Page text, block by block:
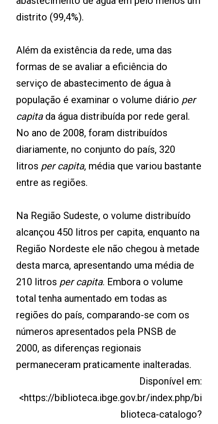
distrito (99,4%).
Além da existência da rede, uma das
formas de se avaliar a eficiência do
serviço de abastecimento de água à
população é examinar o volume diário per
capitada água distribuída por rede geral.
No ano de 2008, foram distribuídos
diariamente, no conjunto do país, 320
litros per capita, média que variou bastante
entre as regiões.
Na Região Sudeste, o volume distribuído
alcançou 450 litros per capita, enquanto na
Região Nordeste ele não chegou à metade
desta marca, apresentando uma média de
210 litros per capita. Embora o volume
total tenha aumentado em todas as
regiões do país, comparando-se com os
números apresentados pela PNSB de
2000, as diferenças regionais
permaneceram praticamente inalteradas.
Disponível em:
<https://biblioteca.ibge.gov.br/index.php/bi
blioteca-catalogo?